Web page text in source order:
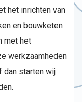
het inrichten van
en bouwketen
met het
werkzaamheden
dan starten wij